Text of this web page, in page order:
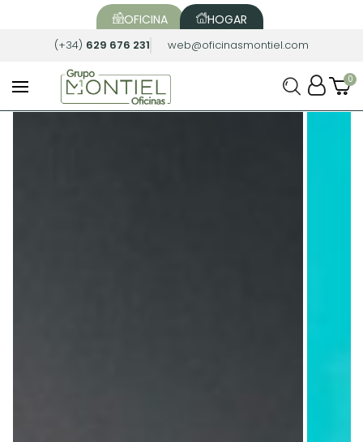
OFICINA HOGAR
(+34) 629 676 231 web@oficinasmontiel.com